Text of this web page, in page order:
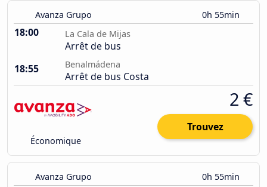
Avanza Grupo 0h 55min
18:00 La Cala de Mijas
Arrêt de bus
18:55
Benalmádena
Arrêt de bus Costa
Économique
2 €
Trouvez
Avanza Grupo 0h 55min